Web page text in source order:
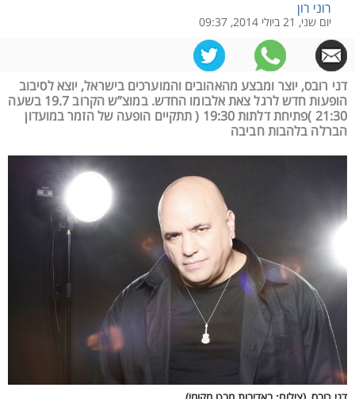
רוני רון
יום שני, 21 ביולי 2014, 09:37
דני רובס, יוצר ומבצע מהאהובים והמוערכים בישראל, יוצא לסיבוב
הופעות חדש לרגל צאת אלבומו החדש. במוצ”ש הקרוב 19.7 בשעה
21:30 )פתיחת דלתות 19:30 ( תתקיים הופעה של הזמר במועדון
הברלה בלהבות חביבה